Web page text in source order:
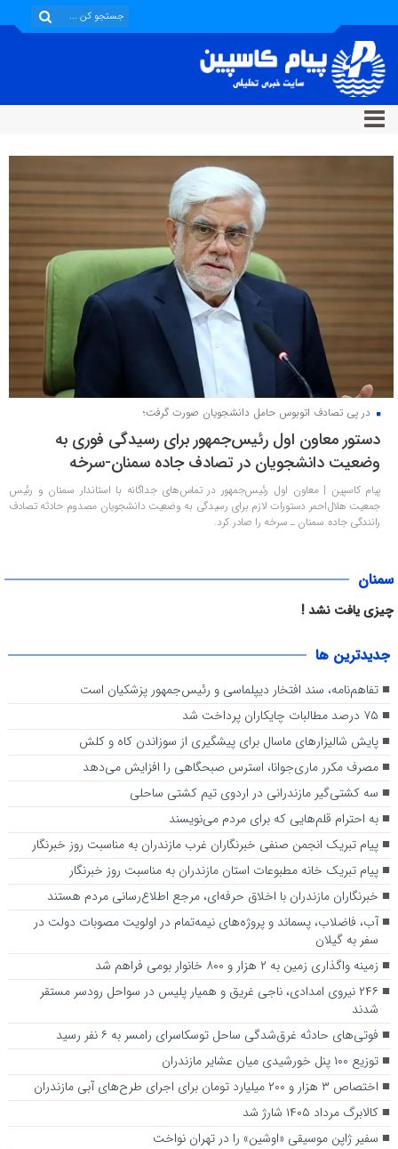
در پی تصادف اتوبوس حامل دانشجویان صورت گرفت؛
دستور معاون اول رئیس‌جمهور برای رسیدگی فوری به
وضعیت دانشجویان در تصادف جاده سمنان-سرخه
پیام کاسپین | معاون اول رئیس‌جمهور در تماس‌های جداگانه با استاندار سمنان و رئیس
جمعیت هلال‌احمر دستورات لازم برای رسیدگی به وضعیت دانشجویان مصدوم حادثه تصادف
رانندگی جاده سمنان ـ سرخه را صادر کرد.
سمنان
چیزی یافت نشد !
جديدترين ها
تفاهم‌نامه، سند افتخار دیپلماسی و رئیس‌جمهور پزشکیان است
۷۵ درصد مطالبات چایکاران پرداخت شد
پایش شالیزار‌های ماسال برای پیشگیری از سوزاندن کاه و کلش
مصرف مکرر ماری‌جوانا، استرس صبحگاهی را افزایش می‌دهد
سه کشتی‌گیر مازندرانی در اردوی تیم کشتی ساحلی
به احترام قلم‌هایی که برای مردم می‌نویسند
پیام تبریک انجمن صنفی خبرنگاران غرب مازندران به مناسبت روز خبرنگار
پیام تبریک خانه مطبوعات استان مازندران به مناسبت روز خبرنگار
خبرنگاران مازندران با اخلاق حرفه‌ای، مرجع اطلاع‌رسانی مردم هستند
آب، فاضلاب، پسماند و پروژه‌های نیمه‌تمام در اولویت مصوبات دولت در
سفر به گیلان
زمینه واگذاری زمین به ۲ هزار و ۸۰۰ خانوار بومی فراهم شد
۲۴۶ نیروی امدادی، ناجی غریق و همیار پلیس در سواحل رودسر مستقر
شدند
فوتی‌های حادثه غرق‌شدگی ساحل توسکاسرای رامسر به ۶ نفر رسید
توزیع ۱۰۰ پنل خورشیدی میان عشایر مازندران
اختصاص ۳ هزار و ۲۰۰ میلیارد تومان برای اجرای طرح‌های آبی مازندران
کالابرگ مرداد ۱۴۰۵ شارژ شد
سفیر ژاپن موسیقی «اوشین» را در تهران نواخت